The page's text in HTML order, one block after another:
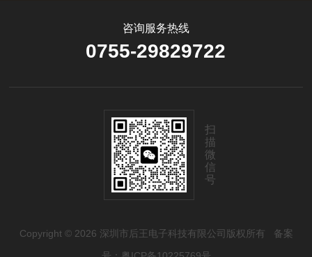
咨询服务热线
0755-29829722
扫
描
微
信
号
Copyright © 2026 深圳市后王电子科技有限公司版权所有 备案